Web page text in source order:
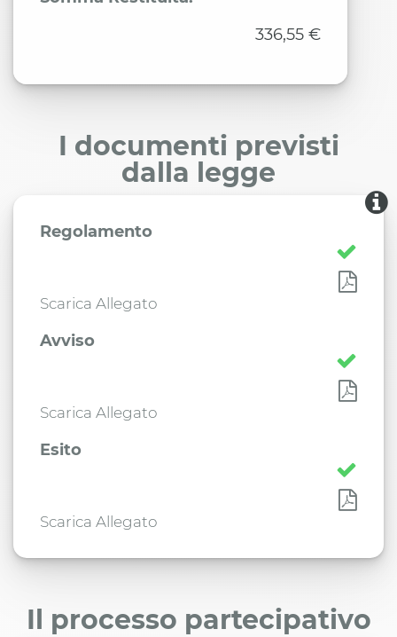
336,55 €
I documenti previsti
dalla legge
Regolamento
Scarica Allegato
Avviso
Scarica Allegato
Esito
Scarica Allegato
Il processo partecipativo